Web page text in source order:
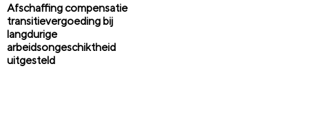
Afschaffing compensatie
transitievergoeding bij
langdurige
arbeidsongeschiktheid
uitgesteld